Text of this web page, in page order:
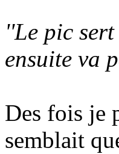
''Le pic
ensuite va
Des fois je
semblait